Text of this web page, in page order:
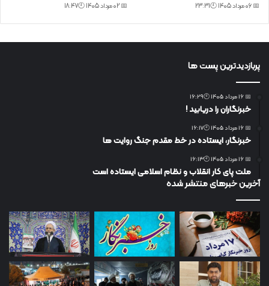
📅 06 مرداد 1405 🕙23:31 📅 02 مرداد 1405 🕙18:47
پربازدیدترین پست ها
📅 16 مرداد 1405 🕙16:29
خبرنگاران را دریابید !
📅 16 مرداد 1405 🕙16:17
خبرنگار، ایستاده در خط مقدم جنگ روایت ها
📅 16 مرداد 1405 🕙16:13
ملت پای کار انقلاب و نظام اسلامی ایستاده است
آخرین خبرهای منتشر شده